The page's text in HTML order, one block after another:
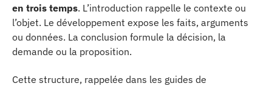
en trois temps. L’introduction rappelle le contexte ou
l’objet. Le développement expose les faits, arguments
ou données. La conclusion formule la décision, la
demande ou la proposition.
Cette structure, rappelée dans les guides de